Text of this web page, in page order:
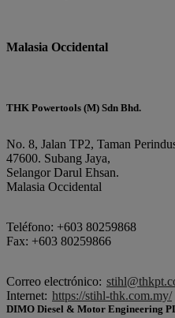
Malasia Occidental
THK Powertools (M) Sdn Bhd.
No. 8, Jalan TP2, Taman
47600. Subang Jaya,
Selangor Darul Ehsan.
Malasia Occidental
Teléfono: +603 80259868
Fax: +603 80259866
Correo electrónico:
Internet: https://stihl-thk.com.my/
DIMO Diesel & Motor Engineering